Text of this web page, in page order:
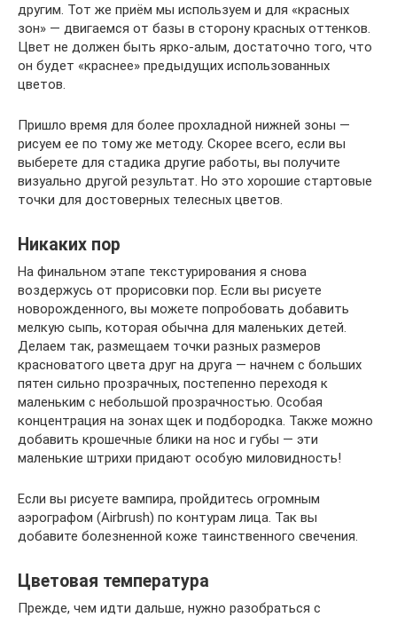
другим. Тот же приём мы используем и для «красных
зон» — двигаемся от базы в сторону красных оттенков.
Цвет не должен быть ярко-алым, достаточно того, что
он будет «краснее» предыдущих использованных
цветов.
Пришло время для более прохладной нижней зоны —
рисуем ее по тому же методу. Скорее всего, если вы
выберете для стадика другие работы, вы получите
визуально другой результат. Но это хорошие стартовые
точки для достоверных телесных цветов.
Никаких пор
На финальном этапе текстурирования я снова
воздержусь от прорисовки пор. Если вы рисуете
новорожденного, вы можете попробовать добавить
мелкую сыпь, которая обычна для маленьких детей.
Делаем так, размещаем точки разных размеров
красноватого цвета друг на друга — начнем с больших
пятен сильно прозрачных, постепенно переходя к
маленьким с небольшой прозрачностью. Особая
концентрация на зонах щек и подбородка. Также можно
добавить крошечные блики на нос и губы — эти
маленькие штрихи придают особую миловидность!
Если вы рисуете вампира, пройдитесь огромным
аэрографом (Airbrush) по контурам лица. Так вы
добавите болезненной коже таинственного свечения.
Цветовая температура
Прежде, чем идти дальше, нужно разобраться с